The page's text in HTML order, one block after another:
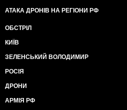
АТАКА ДРОНІВ НА РЕГІОНИ РФ
ОБСТРІЛ
КИЇВ
ЗЕЛЕНСЬКИЙ ВОЛОДИМИР
РОСІЯ
ДРОНИ
АРМІЯ РФ